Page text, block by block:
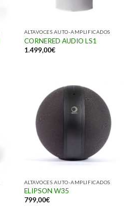
ALTAVOCES AUTO-AMPLIFICADOS
CORNERED AUDIO LS1
1.499,00€
ALTAVOCES AUTO-AMPLIFICADOS
ELIPSON W35
799,00€